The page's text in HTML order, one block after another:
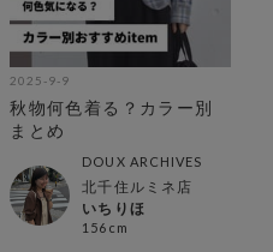
2025-9-9
秋物何色着る？カラー別
まとめ
DOUX ARCHIVES
北千住ルミネ店
いちりほ
156cm